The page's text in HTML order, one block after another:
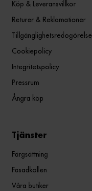
Köp & Leveransvillkor
Returer & Reklamationer
Tillgänglighetsredogörelse
Cookiepolicy
Integritetspolicy
Pressrum
Ångra köp
Tjänster
Färgsättning
Fasadkollen
Våra butiker